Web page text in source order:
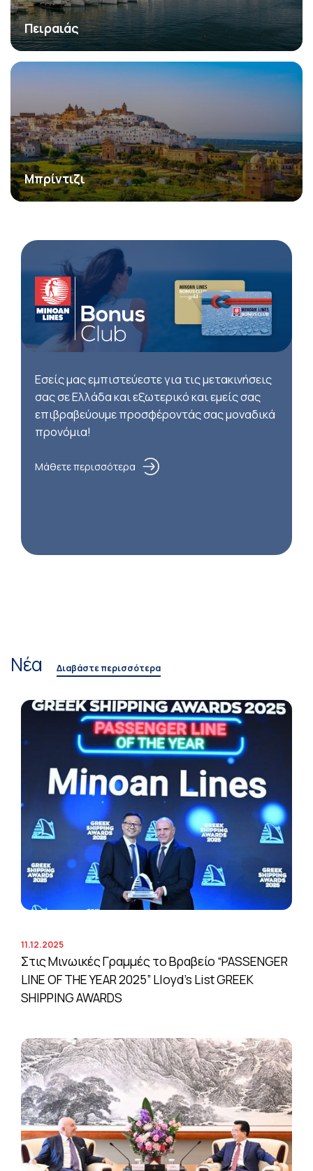
Πειραιάς
Μπρίντιζι
Εσείς μας εμπιστεύεστε για τις μετακινήσεις
σας σε Ελλάδα και εξωτερικό και εμείς σας
επιβραβεύουμε προσφέροντάς σας μοναδικά
προνόμια!
Μάθετε περισσότερα
Νέα Διαβάστε περισσότερα
11.12.2025
Στις Μινωικές Γραμμές το Βραβείο “PASSENGER
LINE OF THE YEAR 2025” Lloyd’s List GREEK
SHIPPING AWARDS